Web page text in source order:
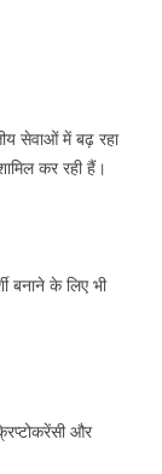
सेवाओं में बढ़ रहा
कर रही हैं।
बनाने के लिए भी
और